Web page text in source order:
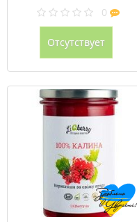
0
Отсутствует